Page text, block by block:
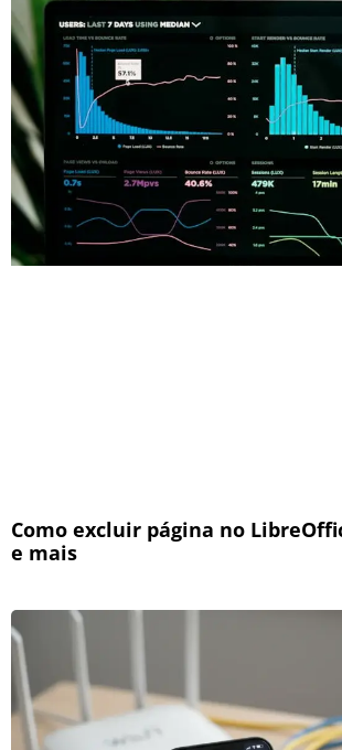
Como excluir página no
e mais